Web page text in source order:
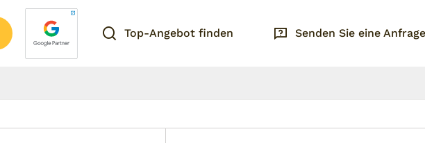
Top-Angebot finden Senden Sie eine Anfrage